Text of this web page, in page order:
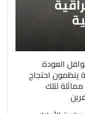
العودة
ينظمون احتجاج
لتلك